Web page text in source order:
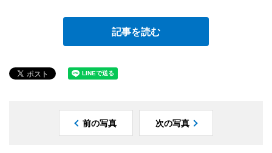
記事を読む
前の写真 次の写真